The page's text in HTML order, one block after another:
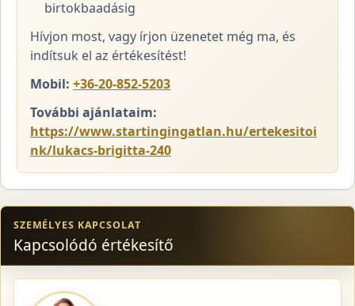
birtokbaadásig
Hívjon most, vagy írjon üzenetet még ma, és
indítsuk el az értékesítést!
Mobil: +36-20-852-5203
További ajánlataim:
https://www.startingingatlan.hu/ertekesitoi
nk/lukacs-brigitta-240
SZEMÉLYES KAPCSOLAT
Kapcsolódó értékesítő